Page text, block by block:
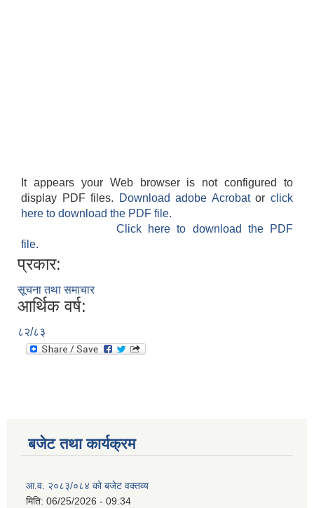
It appears your Web browser is not configured to
display PDF files.
Download adobe Acrobatorclick
here to download the PDF file.
Click here to download the PDF
file.
प्रकार:
सूचना तथा समाचार
आर्थिक वर्ष:
८२/८३
बजेट तथा कार्यक्रम
आ.व. २०८३/०८४ को बजेट वक्तव्य
मिति: 06/25/2026 - 09:34